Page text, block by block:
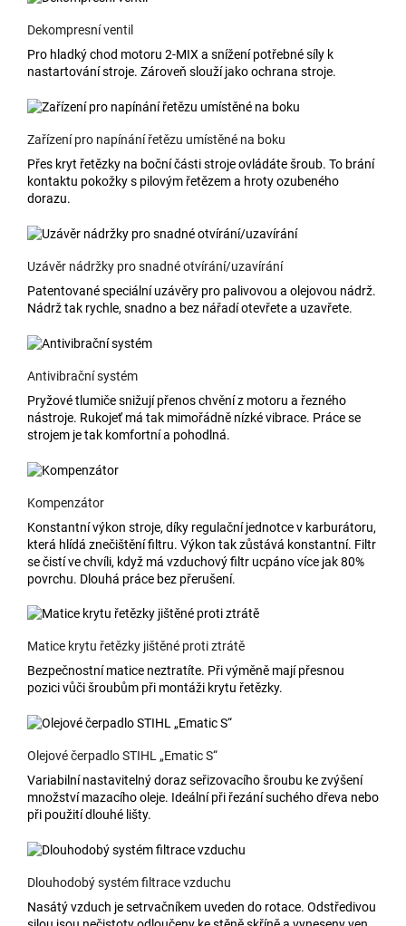
Dekompresní ventil
Pro hladký chod motoru 2-MIX a snížení potřebné síly k
nastartování stroje. Zároveň slouží jako ochrana stroje.
Zařízení pro napínání řetězu umístěné na boku
Přes kryt řetězky na boční části stroje ovládáte šroub. To brání
kontaktu pokožky s pilovým řetězem a hroty ozubeného
dorazu.
Uzávěr nádržky pro snadné otvírání/uzavírání
Patentované speciální uzávěry pro palivovou a olejovou nádrž.
Nádrž tak rychle, snadno a bez nářadí otevřete a uzavřete.
Antivibrační systém
Pryžové tlumiče snižují přenos chvění z motoru a řezného
nástroje. Rukojeť má tak mimořádně nízké vibrace. Práce se
strojem je tak komfortní a pohodlná.
Kompenzátor
Konstantní výkon stroje, díky regulační jednotce v karburátoru,
která hlídá znečištění filtru. Výkon tak zůstává konstantní. Filtr
se čistí ve chvíli, když má vzduchový filtr ucpáno více jak 80%
povrchu. Dlouhá práce bez přerušení.
Matice krytu řetězky jištěné proti ztrátě
Bezpečnostní matice neztratíte. Při výměně mají přesnou
pozici vůči šroubům při montáži krytu řetězky.
Olejové čerpadlo STIHL „Ematic S“
Variabilní nastavitelný doraz seřizovacího šroubu ke zvýšení
množství mazacího oleje. Ideální při řezání suchého dřeva nebo
při použití dlouhé lišty.
Dlouhodobý systém filtrace vzduchu
Nasátý vzduch je setrvačníkem uveden do rotace. Odstředivou